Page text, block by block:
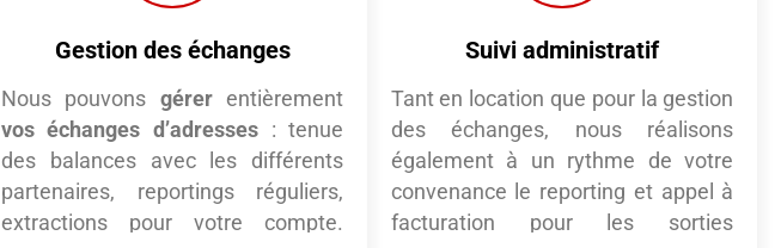
Gestion des échanges
Nous pouvons gérer entièrement
vos échanges d’adresses : tenue
des balances avec les différents
partenaires, reportings réguliers,
extractions pour votre compte.
Suivi administratif
Tant en location que pour la gestion
des échanges, nous réalisons
également à un rythme de votre
convenance le reporting et appel à
facturation pour les sorties